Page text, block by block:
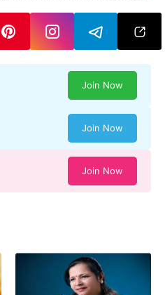
Join Now
Join Now
Join Now